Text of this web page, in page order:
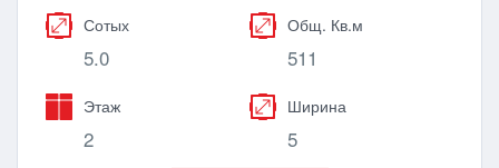
Сотых
5.0
Общ. Кв.м
511
Этаж
2
Ширина
5